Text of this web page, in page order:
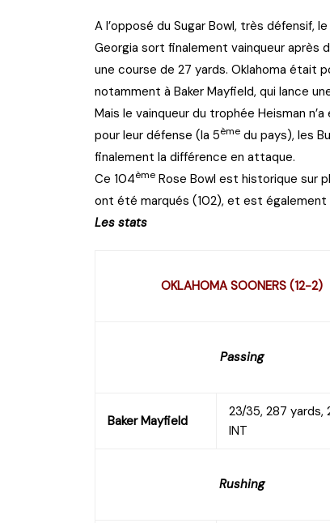
A l’opposé du Sugar Bowl, très défensif,
Georgia sort finalement vainqueur après
une course de 27 yards. Oklahoma était
notamment à Baker Mayfield, qui lance
Mais le vainqueur du trophée Heisman
pour leur défense (la 5ème du pays), les
finalement la différence en attaque.
Ce 104ème Rose Bowl est historique sur
ont été marqués (102), et est également
Les stats
OKLAHOMA SOONERS (12-2)
Passing
Baker Mayfield
23/35, 287 yards,
INT
Rushing